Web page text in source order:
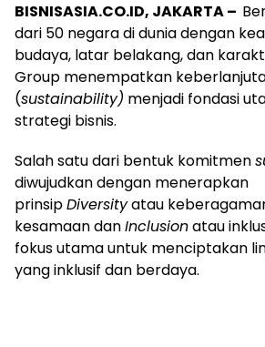
BISNISASIA.CO.ID, JAKARTA –
dari 50 negara di dunia dengan
budaya, latar belakang, dan
Group menempatkan
(sustainability) menjadi fondasi
strategi bisnis.
Salah satu dari bentuk komitmen
diwujudkan dengan menerapkan
prinsipDiversityatau
kesamaan danInclusionatau
fokus utama untuk menciptakan
yang inklusif dan berdaya.